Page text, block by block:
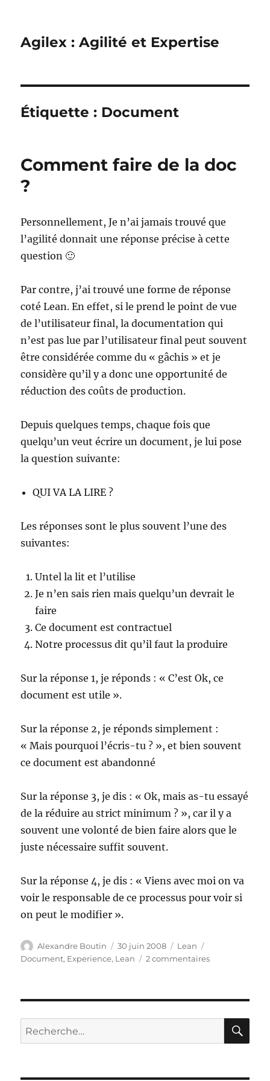
Agilex : Agilité et Expertise
Étiquette : Document
Comment faire de la doc
?
Personnellement, Je n’ai jamais trouvé que
l’agilité donnait une réponse précise à cette
question 🙂
Par contre, j’ai trouvé une forme de réponse
coté Lean. En effet, si le prend le point de vue
de l’utilisateur final, la documentation qui
n’est pas lue par l’utilisateur final peut souvent
être considérée comme du « gâchis » et je
considère qu’il y a donc une opportunité de
réduction des coûts de production.
Depuis quelques temps, chaque fois que
quelqu’un veut écrire un document, je lui pose
la question suivante:
QUI VA LA LIRE ?
Les réponses sont le plus souvent l’une des
suivantes:
Untel la lit et l’utilise
Je n’en sais rien mais quelqu’un devrait le
faire
Ce document est contractuel
Notre processus dit qu’il faut la produire
Sur la réponse 1, je réponds : « C’est Ok, ce
document est utile ».
Sur la réponse 2, je réponds simplement :
« Mais pourquoi l’écris-tu ? », et bien souvent
ce document est abandonné
Sur la réponse 3, je dis : « Ok, mais as-tu essayé
de la réduire au strict minimum ? », car il y a
souvent une volonté de bien faire alors que le
juste nécessaire suffit souvent.
Sur la réponse 4, je dis : « Viens avec moi on va
voir le responsable de ce processus pour voir si
on peut le modifier ».
Auteur
Alexandre Boutin
Publié
le
30 juin 2008 Catégories
Lean
Document, Experience, Lean 2 commentairessur
doc
Recherche
pour :